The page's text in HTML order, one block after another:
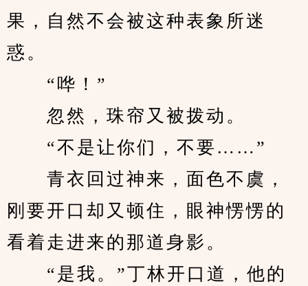
果，自然不会被这种表象所迷
惑。
“哗！”
忽然，珠帘又被拨动。
“不是让你们，不要……”
青衣回过神来，面色不虞，
刚要开口却又顿住，眼神愣愣的
看着走进来的那道身影。
“是我。”丁林开口道，他的